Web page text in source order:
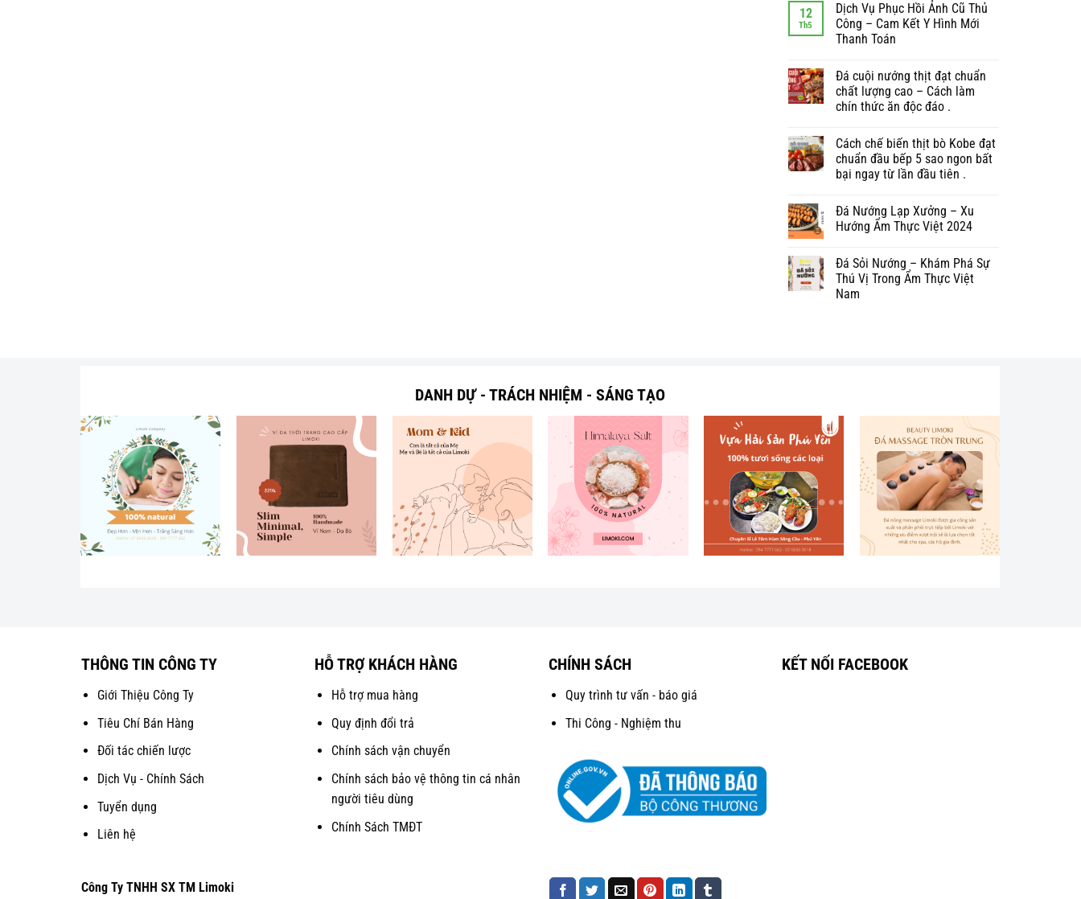
12
Th5
Dịch Vụ Phục Hồi Ảnh Cũ Thủ
Công – Cam Kết Y Hình Mới
Thanh Toán
Đá cuội nướng thịt đạt chuẩn
chất lượng cao – Cách làm
chín thức ăn độc đáo .
Cách chế biến thịt bò Kobe đạt
chuẩn đầu bếp 5 sao ngon bất
bại ngay từ lần đầu tiên .
Đá Nướng Lạp Xưởng – Xu
Hướng Ẩm Thực Việt 2024
Đá Sỏi Nướng – Khám Phá Sự
Thú Vị Trong Ẩm Thực Việt
Nam
DANH DỰ - TRÁCH NHIỆM - SÁNG TẠO
THÔNG TIN CÔNG TY
Giới Thiệu Công Ty
Tiêu Chí Bán Hàng
Đối tác chiến lược
Dịch Vụ - Chính Sách
Tuyển dụng
Liên hệ
HỖ TRỢ KHÁCH HÀNG
Hỗ trợ mua hàng
Quy định đổi trả
Chính sách vận chuyển
Chính sách bảo vệ thông tin cá nhân
người tiêu dùng
Chính Sách TMĐT
CHÍNH SÁCH
Quy trình tư vấn - báo giá
Thi Công - Nghiệm thu
KẾT NỐI FACEBOOK
Công Ty TNHH SX TM Limoki